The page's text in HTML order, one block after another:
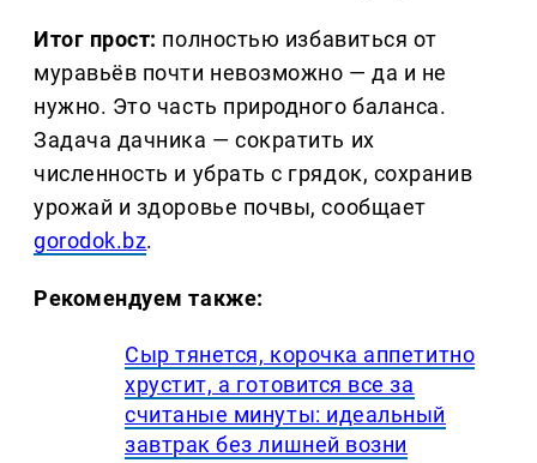
Итог прост: полностью избавиться от
муравьёв почти невозможно — да и не
нужно. Это часть природного баланса.
Задача дачника — сократить их
численность и убрать с грядок, сохранив
урожай и здоровье почвы, сообщает
gorodok.bz.
Рекомендуем также:
Сыр тянется, корочка аппетитно
хрустит, а готовится все за
считаные минуты: идеальный
завтрак без лишней возни